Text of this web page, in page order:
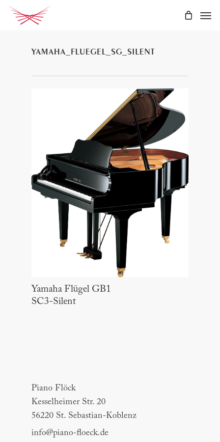
Skip
YAMAHA_FLUEGEL_SG_SILENT
Yamaha Flügel GB1
SC3-Silent
Piano Flöck
Kesselheimer Str. 20
56220 St. Sebastian-Koblenz
info@piano-floeck.de